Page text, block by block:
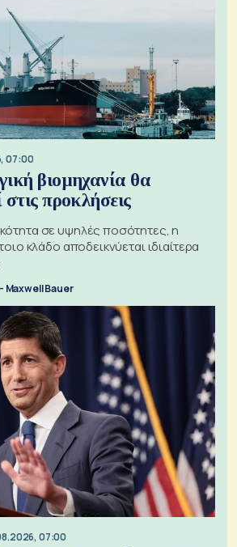
07:00
βιομηχανία θα
προκλήσεις
σε υψηλές ποσότητες, η
κλάδο αποδεικνύεται ιδιαίτερα
Maxwell Bauer
07:00